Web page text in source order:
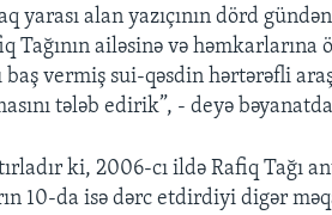
yarası alan yazıçının dörd
Tağının ailəsinə və
baş vermiş sui-qəsdin hərtərəfli
tələb edirik”, - deyə
ki, 2006-cı ildə Rafiq Tağı
10-da isə dərc etdirdiyi digər